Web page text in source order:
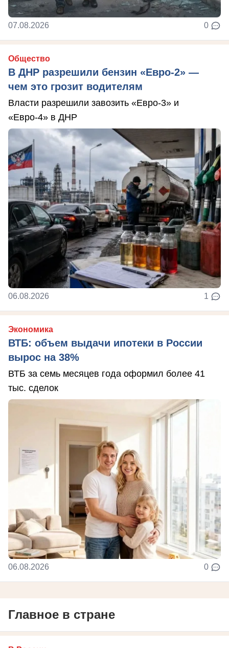
07.08.2026 0
Общество
В ДНР разрешили бензин «Евро-2» —
чем это грозит водителям
Власти разрешили завозить «Евро-3» и
«Евро-4» в ДНР
06.08.2026 1
Экономика
ВТБ: объем выдачи ипотеки в России
вырос на 38%
ВТБ за семь месяцев года оформил более 41
тыс. сделок
06.08.2026 0
Главное в стране